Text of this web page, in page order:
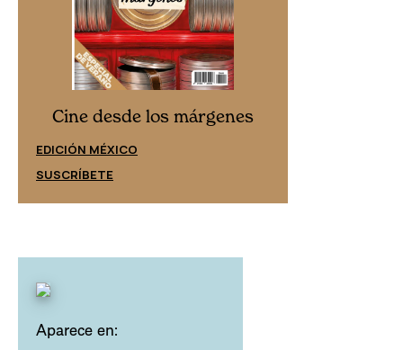
Cine desde los márgenes
EDICIÓN MÉXICO
SUSCRÍBETE
Aparece en: